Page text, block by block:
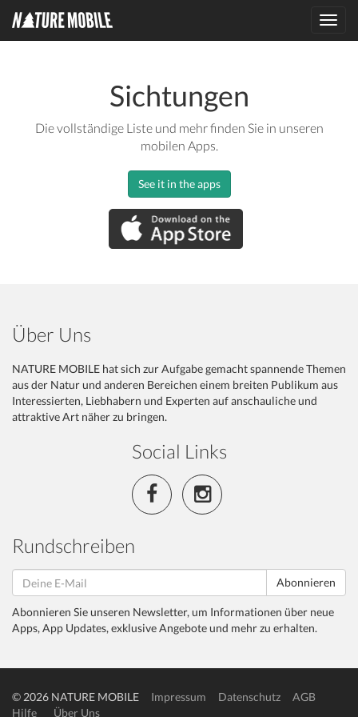
Sichtungen
Die vollständige Liste und mehr finden Sie in unseren
mobilen Apps.
See it in the apps
Über Uns
NATURE MOBILE hat sich zur Aufgabe gemacht spannende Themen
aus der Natur und anderen Bereichen einem breiten Publikum aus
Interessierten, Liebhabern und Experten auf anschauliche und
attraktive Art näher zu bringen.
Social Links
Rundschreiben
Abonnieren
Abonnieren Sie unseren Newsletter, um Informationen über neue
Apps, App Updates, exklusive Angebote und mehr zu erhalten.
© 2026 NATURE MOBILE Impressum Datenschutz
AGB
Hilfe
Über Uns